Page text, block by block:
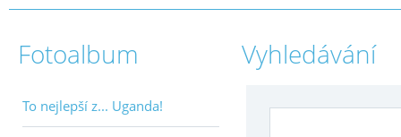
Fotoalbum
To nejlepší z... Uganda!
Vyhledávání